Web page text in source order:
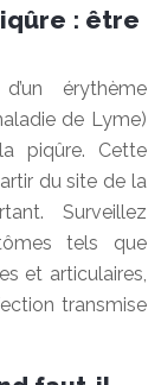
: être
érythème
de Lyme)
piqûre. Cette
du site de la
Surveillez
tels que
et articulaires,
transmise